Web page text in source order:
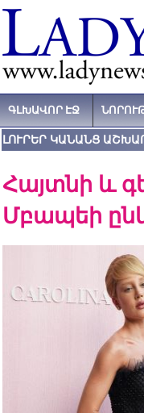
ԳԼԽԱՎՈՐ ԷՋ
ԼՈՒՐԵՐ ԿԱՆԱՆՑ
Հայտնի և
Մբապեի